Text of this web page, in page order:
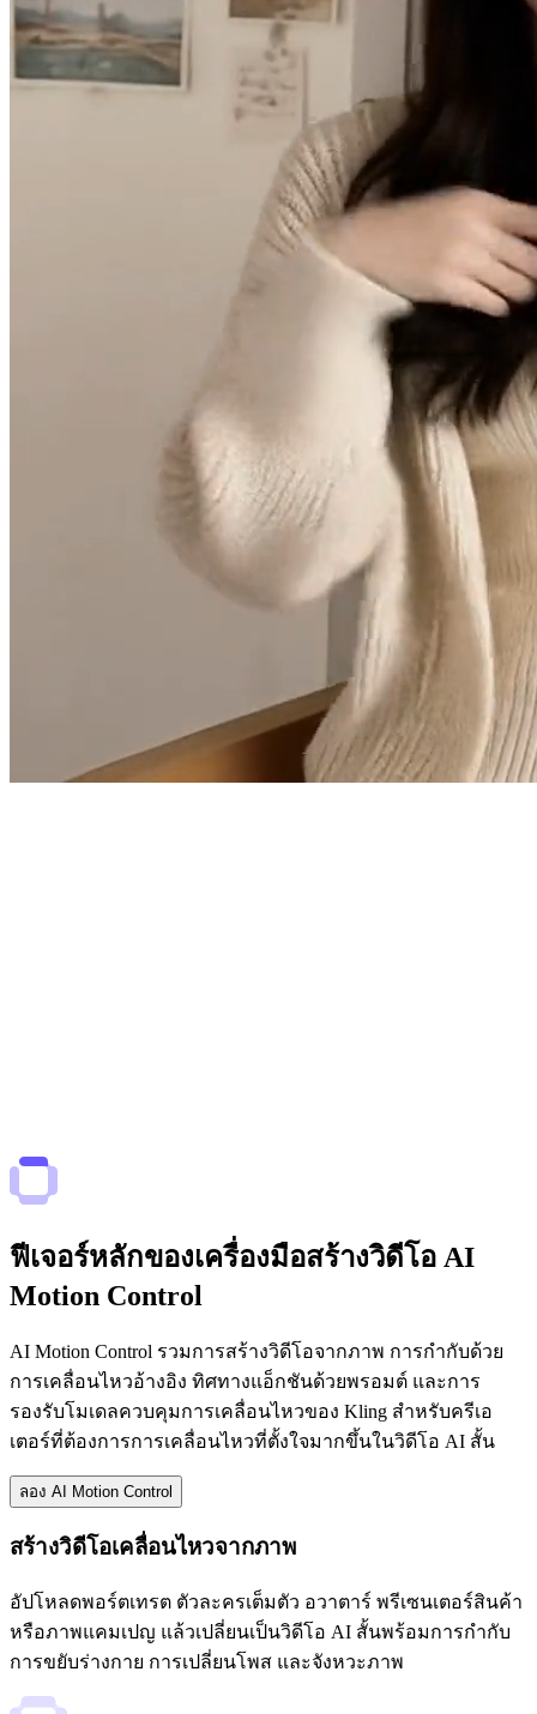
ฟีเจอร์หลักของเครื่องมือสร้างวิดีโอ AI
Motion Control
AI Motion Control รวมการสร้างวิดีโอจากภาพ การกำกับด้วย
การเคลื่อนไหวอ้างอิง ทิศทางแอ็กชันด้วยพรอมต์ และการ
รองรับโมเดลควบคุมการเคลื่อนไหวของ Kling สำหรับครีเอ
เตอร์ที่ต้องการการเคลื่อนไหวที่ตั้งใจมากขึ้นในวิดีโอ AI สั้น
ลอง AI Motion Control
สร้างวิดีโอเคลื่อนไหวจากภาพ
อัปโหลดพอร์ตเทรต ตัวละครเต็มตัว อวาตาร์ พรีเซนเตอร์สินค้า
หรือภาพแคมเปญ แล้วเปลี่ยนเป็นวิดีโอ AI สั้นพร้อมการกำกับ
การขยับร่างกาย การเปลี่ยนโพส และจังหวะภาพ